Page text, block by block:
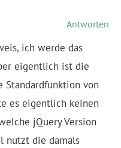
Antworten
ich werde das
eigentlich ist die
Standardfunktion von
es eigentlich keinen
jQuery Version
nutzt die damals